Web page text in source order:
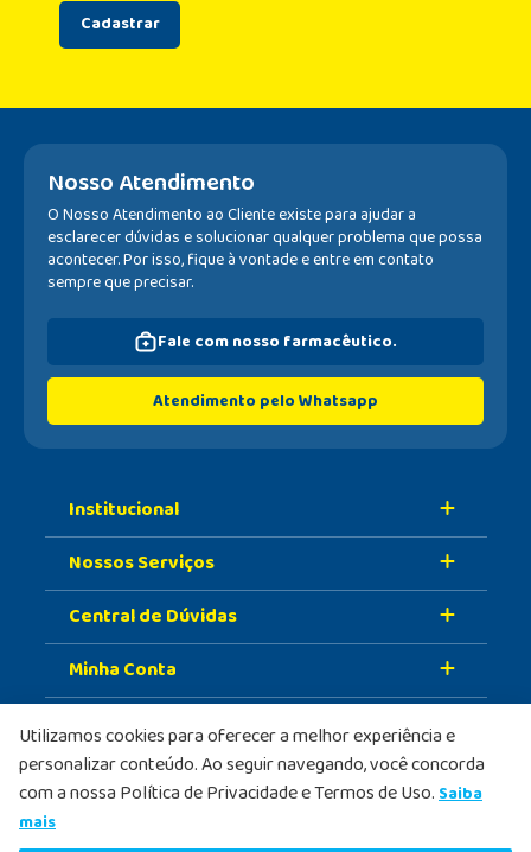
Cadastrar
Nosso Atendimento
O Nosso Atendimento ao Cliente existe para ajudar a
esclarecer dúvidas e solucionar qualquer problema que possa
acontecer. Por isso, fique à vontade e entre em contato
sempre que precisar.
Fale com nosso farmacêutico.
Atendimento pelo Whatsapp
Institucional
Sobre A Nossa Drogaria
Nossa História
Nossas Lojas
Trabalhe Conosco
Nossos Serviços
Retire Na Loja
Vacinas
PBM
Central de Dúvidas
Formas de Pagamento
Prazo de Entrega
Política de Trocas e Devolução
Minha Conta
Meus Dados
Meus Pedidos
Formas de pagamento
Selos de segurança
Utilizamos cookies para oferecer a melhor experiência e
personalizar conteúdo. Ao seguir navegando, você concorda
com a nossa Política de Privacidade e Termos de Uso.Saiba
mais